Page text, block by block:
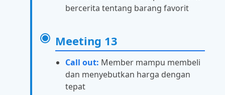
bercerita tentang barang favorit
Meeting 13
Call out: Member mampu membeli
dan menyebutkan harga dengan
tepat